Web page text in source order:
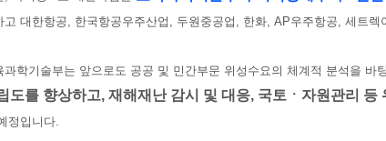
고 대한항공, 한국항공우주산업, 두원중공업, 한화, AP우주항공, 세트
과학기술부는 앞으로도 공공 및 민간부문 위성수요의 체계적 분석을 바
도를 향상하고, 재해재난 감시 및 대응, 국토ㆍ자원관리 등
정입니다.